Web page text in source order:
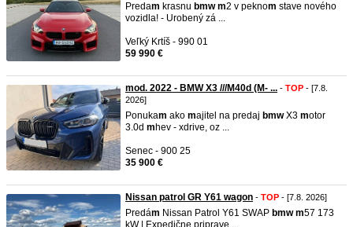
Predam krasnu bmw m2 v peknom stave nového
vozidla! - Urobený zá ...
Veľký Krtíš - 990 01
59 990 €
mod. 2022 - BMW X3 ///M40d (M- ... - TOP - [7.8.
2026]
Ponukam ako majitel na predaj bmwX3 motor
3.0d mhev - xdrive, oz ...
Senec - 900 25
35 900 €
Nissan patrol GR Y61 wagon - TOP - [7.8. 2026]
Predám Nissan Patrol Y61 SWAP bmw m57 173
kW | Expedične priprave ...